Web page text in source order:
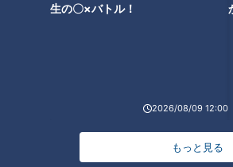
生の〇×バトル！
2026/08/09 12:00
もっと見る